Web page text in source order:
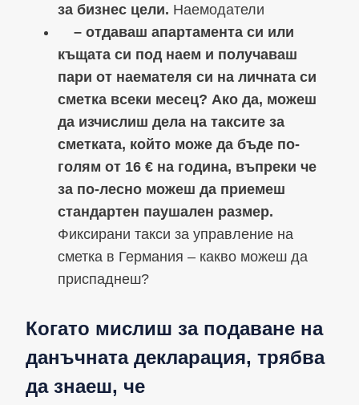
за бизнес цели. Наемодатели
– отдаваш апартамента си или
къщата си под наем и получаваш
пари от наемателя си на личната си
сметка всеки месец? Ако да, можеш
да изчислиш дела на таксите за
сметката, който може да бъде по-
голям от 16 € на година, въпреки че
за по-лесно можеш да приемеш
стандартен паушален размер.
Фиксирани такси за управление на
сметка в Германия – какво можеш да
приспаднеш?
Когато мислиш за подаване на
данъчната декларация, трябва
да знаеш, че